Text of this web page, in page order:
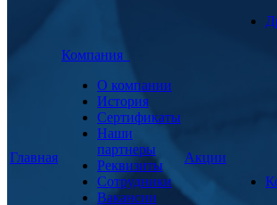
Главная
Компания
О компании
История
Сертификаты
Наши
партнеры
Реквизиты
Сотрудники
Вакансии
Акции